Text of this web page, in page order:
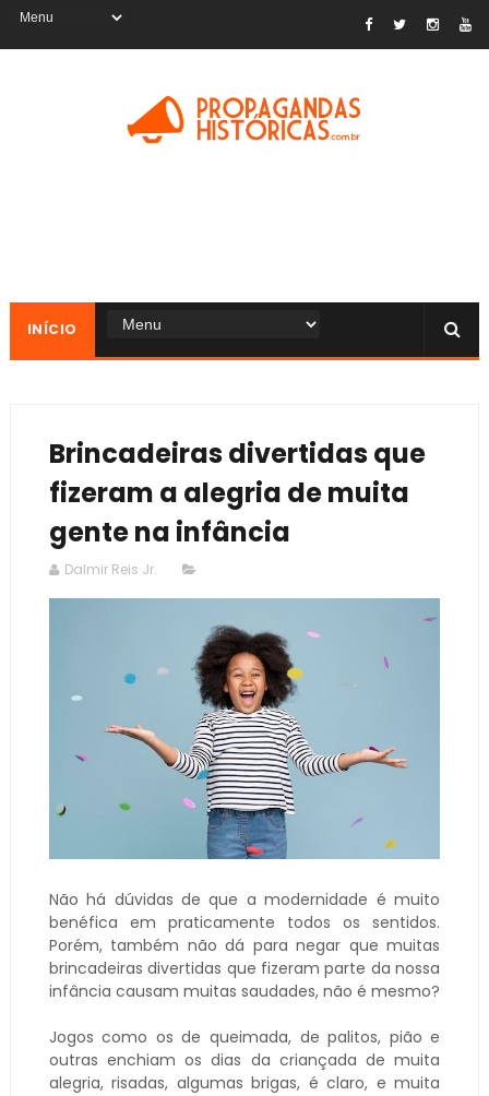
INÍCIO
Brincadeiras divertidas que
fizeram a alegria de muita
gente na infância
Dalmir Reis Jr.
Não há dúvidas de que a modernidade é muito
benéfica em praticamente todos os sentidos.
Porém, também não dá para negar que muitas
brincadeiras divertidas que fizeram parte da nossa
infância causam muitas saudades, não é mesmo?
Jogos como os de queimada, de palitos, pião e
outras enchiam os dias da criançada de muita
alegria, risadas, algumas brigas, é claro, e muita